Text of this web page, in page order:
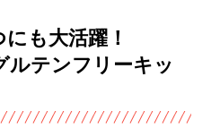
も大活躍！
ルテンフリーキッ